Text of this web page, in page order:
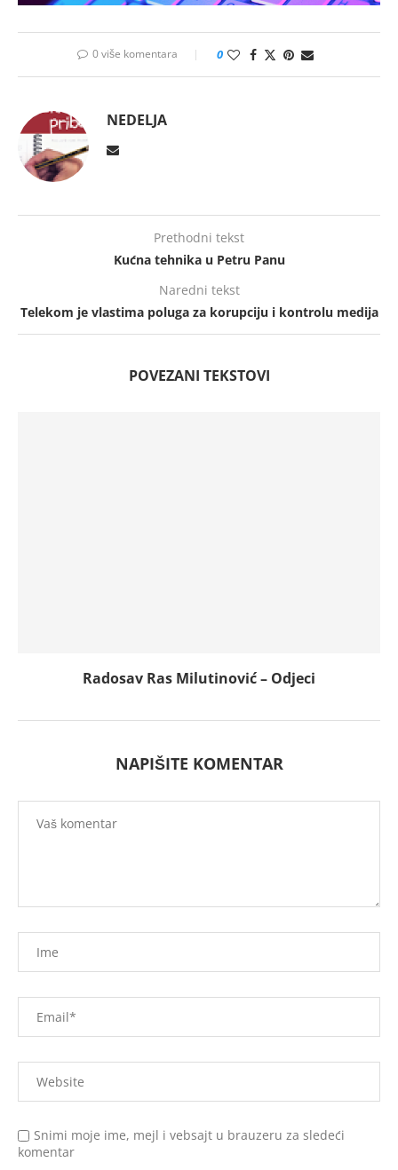
0 više komentara 0
NEDELJA
Prethodni tekst
Kućna tehnika u Petru Panu
Naredni tekst
Telekom je vlastima poluga za korupciju i kontrolu medija
POVEZANI TEKSTOVI
Radosav Ras Milutinović – Odjeci
NAPIŠITE KOMENTAR
Snimi moje ime, mejl i vebsajt u brauzeru za sledeći
komentar